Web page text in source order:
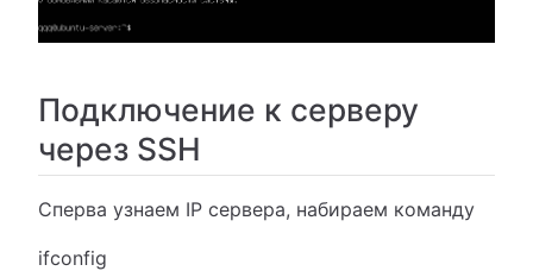
Подключение к серверу
через SSH
Сперва узнаем IP сервера, набираем команду
ifconfig